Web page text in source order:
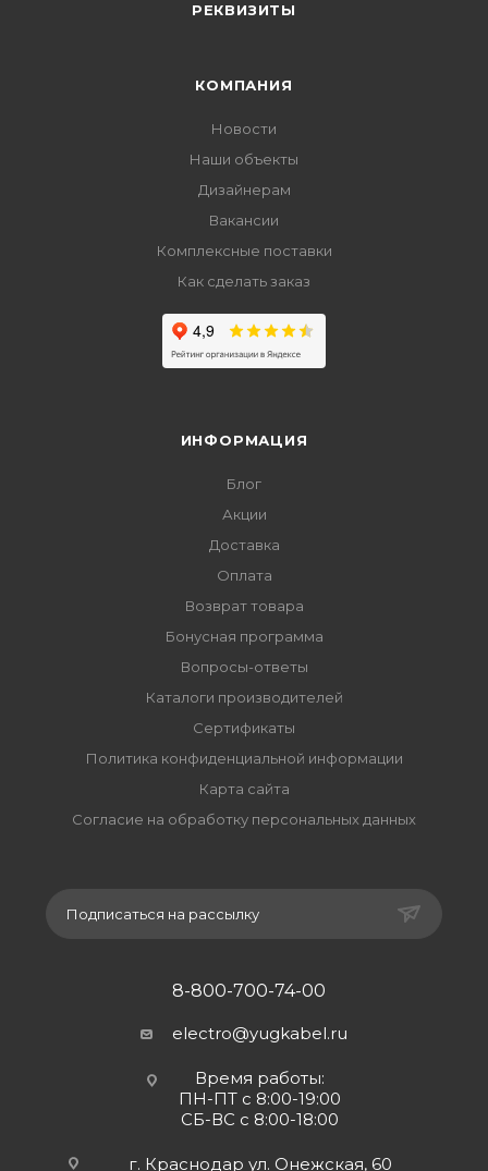
РЕКВИЗИТЫ
КОМПАНИЯ
Новости
Наши объекты
Дизайнерам
Вакансии
Комплексные поставки
Как сделать заказ
ИНФОРМАЦИЯ
Блог
Акции
Доставка
Оплата
Возврат товара
Бонусная программа
Вопросы-ответы
Каталоги производителей
Сертификаты
Политика конфиденциальной информации
Карта сайта
Согласие на обработку персональных данных
Подписаться на рассылку
8-800-700-74-00
electro@yugkabel.ru
Время работы:
ПН-ПТ с 8:00-19:00
СБ-ВС с 8:00-18:00
г. Краснодар ул. Онежская, 60